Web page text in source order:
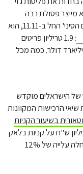
מייצר פסולת רבה
לאורך כל שרשרת הייצור והאספקה. 'יום הרווקים הסיני' החל ב-11.11, הוא
: 1.9 טריליון פריטים
בתוך 24 שעות בסכום מצטבר של 31 מיליארד דולר. כמה מכל
באינטרנט של הישראלים מוקדש
את שיאי הרכישות המקוונות
בשיעור הקניות
2019 הוציאו הישראלים 750 מיליון ש"ח על קניות בלאק
פריידי בתוך 6 שעות בלבד. בהשוואה ל-2018, חלה עלייה של 12%